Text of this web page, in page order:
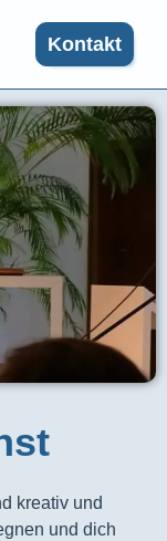
Kontakt
kreativ und
und dich